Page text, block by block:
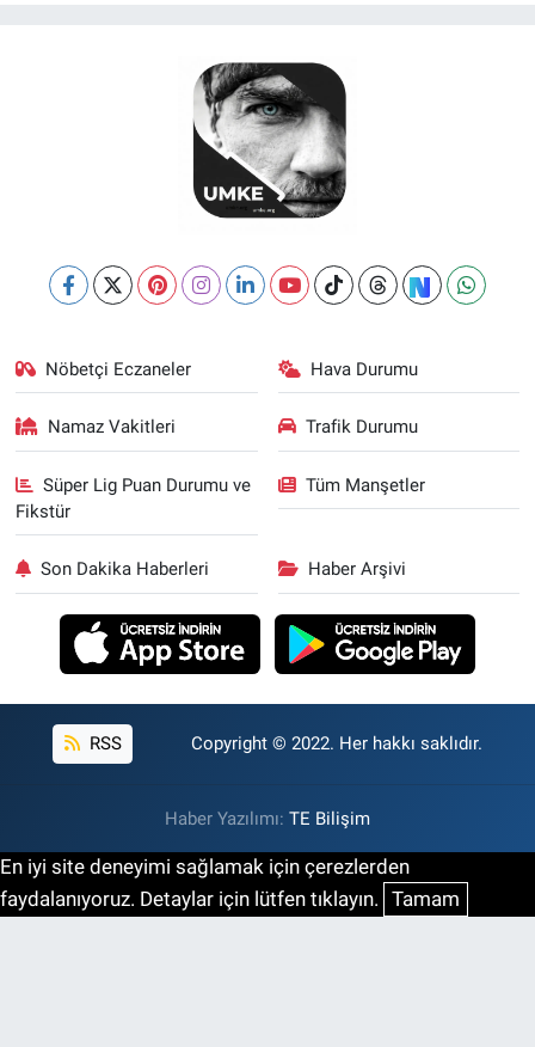
Nöbetçi Eczaneler Hava Durumu
Namaz Vakitleri Trafik Durumu
Süper Lig Puan Durumu ve
Fikstür
Tüm Manşetler
Son Dakika Haberleri Haber Arşivi
RSS Copyright © 2022. Her hakkı saklıdır.
Haber Yazılımı: TE Bilişim
En iyi site deneyimi sağlamak için çerezlerden
faydalanıyoruz. Detaylar için lütfen tıklayın. Tamam